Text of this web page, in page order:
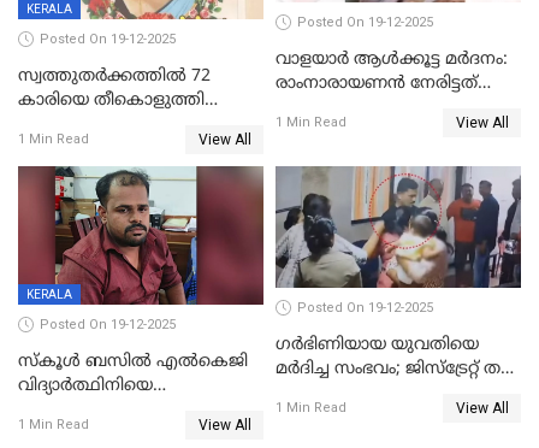
KERALA
Posted On 19-12-2025
സ്വത്തുതര്‍ക്കത്തില്‍ 72
കാരിയെ തീകൊളുത്തി
ക്രൂരകൊലപാതകത്തില്‍
സഹോദരിപുത്രന് ജീവപര്യന്തം
1 Min Read View All
Posted On 19-12-2025
വാളയാർ ആൾക്കൂട്ട മർദനം:
രാംനാരായണൻ നേരിട്ടത്
നാൽപ്പതിലേറെ
റിപ്പോർട്ട്
1 Min Read View All
KERALA
Posted On 19-12-2025
സ്കൂൾ ബസിൽ എൽകെജി
വിദ്യാര്‍ത്ഥിനിയെ
ക്ലീനര്‍ പിടിയിൽ
1 Min Read View All
Posted On 19-12-2025
ഗര്‍ഭിണിയായ യുവതിയെ
മര്‍ദിച്ച സംഭവം; ജിസ്‌ട്രേറ്റ് തല
യുവതി
1 Min Read View All